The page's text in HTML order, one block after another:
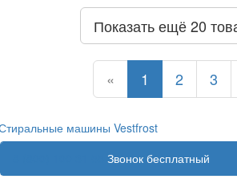
Показать ещё 20
« Назад
1 Назад
2Назад
3
машины Vestfrost
Звонок бесплатный